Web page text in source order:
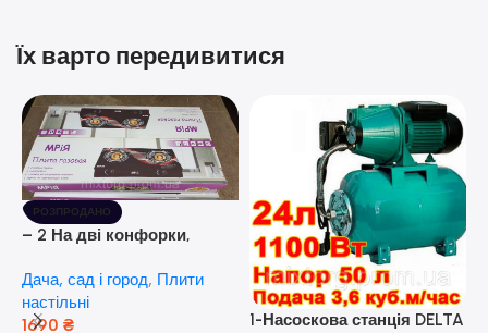
Їх варто передивитися
РОЗПРОДАНО
– 2 На дві конфорки,
розпалюванням.
Дача, сад і город, Плити
настільні
1690 ₴
1-Насоскова станція DELTA